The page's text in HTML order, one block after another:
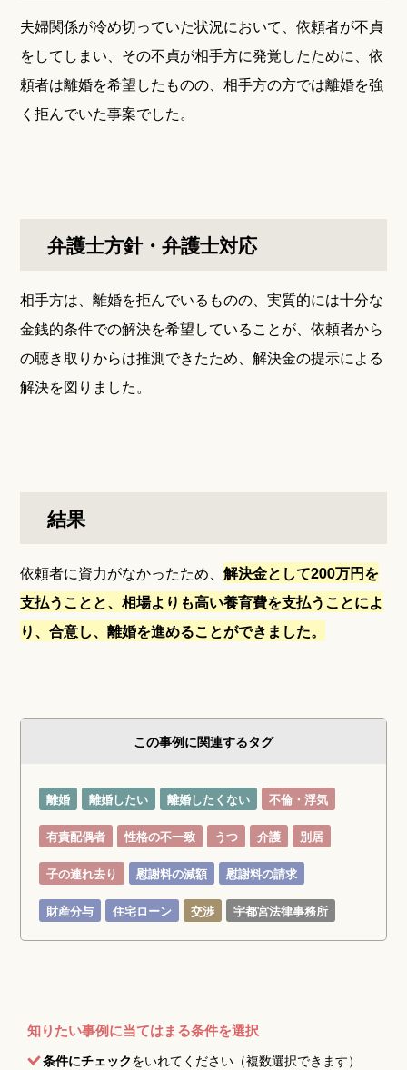
夫婦関係が冷め切っていた状況において、依頼者が不貞
をしてしまい、その不貞が相手方に発覚したために、依
頼者は離婚を希望したものの、相手方の方では離婚を強
く拒んでいた事案でした。
弁護士方針・弁護士対応
相手方は、離婚を拒んでいるものの、実質的には十分な
金銭的条件での解決を希望していることが、依頼者から
の聴き取りからは推測できたため、解決金の提示による
解決を図りました。
結果
依頼者に資力がなかったため、解決金として200万円を
支払うことと、相場よりも高い養育費を支払うことによ
り、合意し、離婚を進めることができました。
この事例に関連するタグ
離婚 離婚したい 離婚したくない 不倫・浮気
有責配偶者 性格の不一致 うつ 介護 別居
子の連れ去り 慰謝料の減額 慰謝料の請求
財産分与 住宅ローン 交渉 宇都宮法律事務所
知りたい事例に当てはまる条件を選択
条件にチェックをいれてください（複数選択できます）